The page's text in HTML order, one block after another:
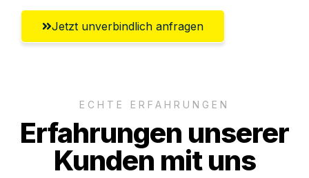
Jetzt unverbindlich anfragen
ECHTE ERFAHRUNGEN
Erfahrungen unserer
Kunden mit uns